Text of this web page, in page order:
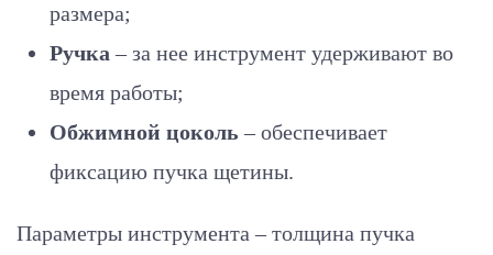
размера;
Ручка – за нее инструмент удерживают во
время работы;
Обжимной цоколь – обеспечивает
фиксацию пучка щетины.
Параметры инструмента – толщина пучка